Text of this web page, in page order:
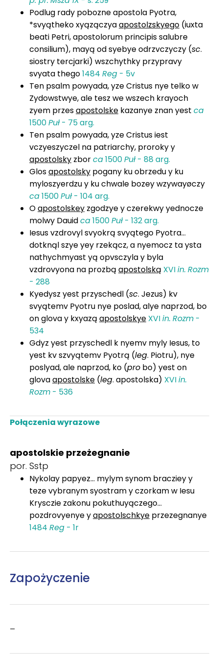
Podlug rady pobozne apostola Pyotra,
*svyątheko xyązączyaapostolzskyego (iuxta
beati Petri, apostolorum principis salubre
consilium), mayą od syebye odrzvczyczy (sc.
siostry tercjarki) wszchythky przypravy
svyata thego1484 Reg - 5v
Ten psalm powyada, yze Cristus nye telko w
Zydowstwye, ale tesz we wszech krayoch
zyem przesapostolske kazanye znan yest ca
1500Puł- 75 arg.
Ten psalm powyada, yze Cristus iest
vczyeszyczel na patriarchy, proroky y
apostolsky zborca1500Puł- 88 arg.
Glosapostolsky pogany ku obrzedu y ku
myloszyerdzu y ku chwale bozey wzywayøczy
ca1500Puł- 104 arg.
Oapostolskey zgodzye y czerekwy yednocze
molwy Dauidca1500Puł- 132 arg.
Iesus vzdrovyl svyokrą svyątego Pyotra...
dotknąl szye yey rzekącz, a nyemocz ta ysta
nathychmyast yą opvsczyla y byla
vzdrovyona na prozbą apostolską XVIin. Rozm
- 288
Kyedysz yest przyschedl (sc. Jezus) kv
svyątemv Pyotru nye poslad, alye naprzod, bo
on glova y kxyazą apostolskye XVIin. Rozm -
534
Gdyz yest przyschedl k nyemv myly Iesus, to
yest kv szvyątemv Pyotrą (leg. Piotru), nye
poslyad, ale naprzod, ko (pro bo) yest on
glovaapostolske (leg. apostolska) XVIin.
Rozm - 536
Połączenia wyrazowe
apostolskie przeżegnanie
por. Sstp
Nykolay papyez... mylym synom bracziey y
teze vybranym syostram y czorkam w Iesu
Krysczie zakonu pokuthuyączego...
pozdrovyenye yapostolschkye przezegnanye
1484 Reg - 1r
Zapożyczenie
–